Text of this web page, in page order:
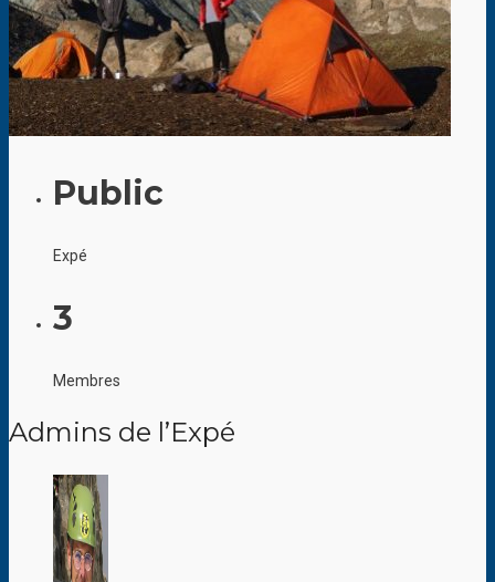
Public
Expé
3
Membres
Admins de l’Expé